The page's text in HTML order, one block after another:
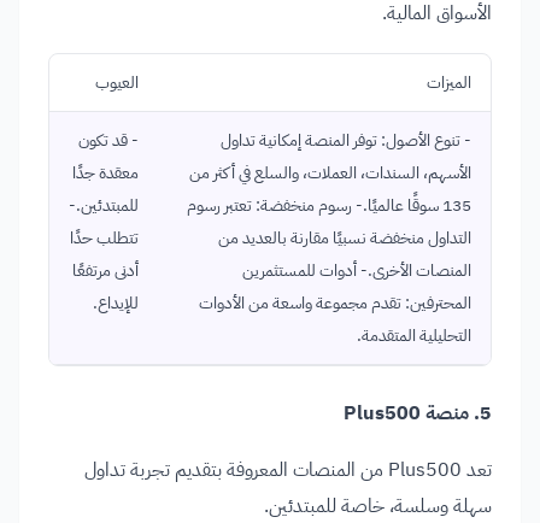
الأسواق المالية.
الميزات العيوب
- تنوع الأصول: توفر المنصة إمكانية تداول
الأسهم، السندات، العملات، والسلع في أكثر من
135 سوقًا عالميًا.- رسوم منخفضة: تعتبر رسوم
التداول منخفضة نسبيًا مقارنة بالعديد من
المنصات الأخرى.- أدوات للمستثمرين
المحترفين: تقدم مجموعة واسعة من الأدوات
التحليلية المتقدمة.
- قد تكون
معقدة جدًا
للمبتدئين.-
تتطلب حدًا
أدنى مرتفعًا
للإيداع.
5. منصة Plus500
تعد Plus500 من المنصات المعروفة بتقديم تجربة تداول
سهلة وسلسة، خاصة للمبتدئين.